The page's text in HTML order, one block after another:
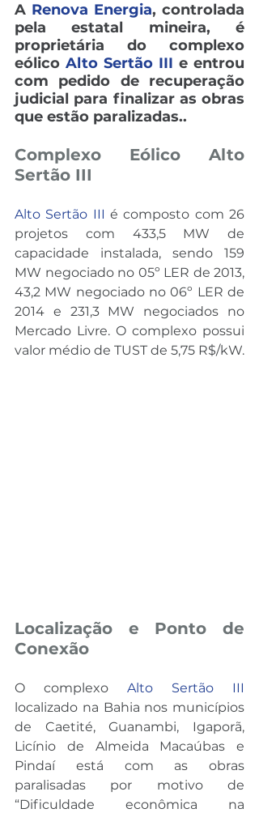
A Renova Energia, controlada
pela estatal mineira, é
proprietária do complexo
eólico Alto Sertão III e entrou
com pedido de recuperação
judicial para finalizar as obras
que estão paralizadas..
Complexo Eólico Alto
Sertão III
Alto Sertão III é composto com 26
projetos com 433,5 MW de
capacidade instalada, sendo 159
MW negociado no 05º LER de 2013,
43,2 MW negociado no 06º LER de
2014 e 231,3 MW negociados no
Mercado Livre. O complexo possui
valor médio de TUST de 5,75 R$/kW.
Localização e Ponto de
Conexão
O complexo Alto Sertão III
localizado na Bahia nos municípios
de Caetité, Guanambi, Igaporã,
Licínio de Almeida Macaúbas e
Pindaí está com as obras
paralisadas por motivo de
“Dificuldade econômica na